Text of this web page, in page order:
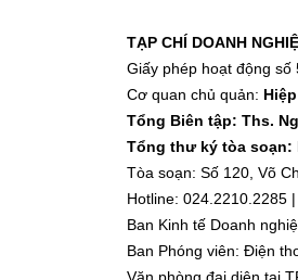
TẠP CHÍ DOANH
Giấy phép hoạt động số
Cơ quan chủ quản:
Tổng Biên tập: Ths.
Tổng thư ký tòa soạn:
Tòa soạn: Số 120, Võ
Hotline: 024.2210.2285
Ban Kinh tế Doanh
Ban Phóng viên: Điện
Văn phòng đại diện tại